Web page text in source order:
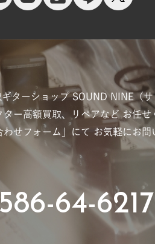
ギターショップSOUND NINE（サ
ター高額買取、リペアなど お任せ
わせフォーム」にて お気軽にお問
64-6217